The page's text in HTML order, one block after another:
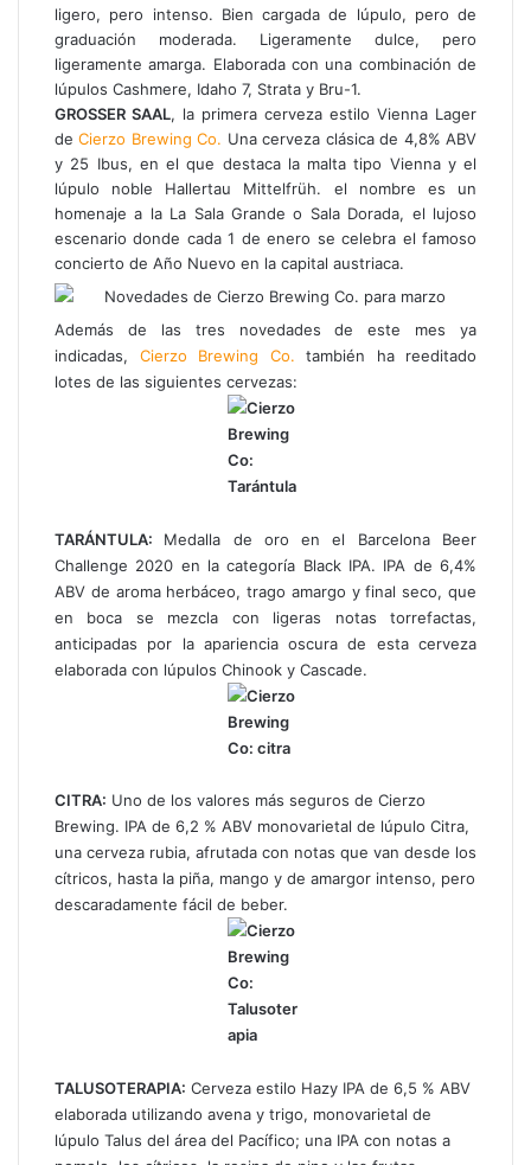
ó
n
i
c
o
ligero, pero intenso. Bien cargada de lúpulo, pero de
graduación moderada. Ligeramente dulce, pero
ligeramente amarga. Elaborada con una combinación de
lúpulos Cashmere, Idaho 7, Strata y Bru-1.
GROSSER SAAL, la primera cerveza estilo Vienna Lager
deCierzo Brewing Co. Una cerveza clásica de 4,8% ABV
y 25 Ibus, en el que destaca la malta tipo Vienna y el
lúpulo noble Hallertau Mittelfrüh. el nombre es un
homenaje a la La Sala Grande o Sala Dorada, el lujoso
escenario donde cada 1 de enero se celebra el famoso
concierto de Año Nuevo en la capital austriaca.
Además de las tres novedades de este mes ya
indicadas, Cierzo Brewing Co. también ha reeditado
lotes de las siguientes cervezas:
TARÁNTULA: Medalla de oro en el Barcelona Beer
Challenge 2020 en la categoría Black IPA. IPA de 6,4%
ABV de aroma herbáceo, trago amargo y final seco, que
en boca se mezcla con ligeras notas torrefactas,
anticipadas por la apariencia oscura de esta cerveza
elaborada con lúpulos Chinook y Cascade.
CITRA: Uno de los valores más seguros de Cierzo
Brewing. IPA de 6,2 % ABV monovarietal de lúpulo Citra,
una cerveza rubia, afrutada con notas que van desde los
cítricos, hasta la piña, mango y de amargor intenso, pero
descaradamente fácil de beber.
TALUSOTERAPIA: Cerveza estilo Hazy IPA de 6,5 % ABV
elaborada utilizando avena y trigo, monovarietal de
lúpulo Talus del área del Pacífico; una IPA con notas a